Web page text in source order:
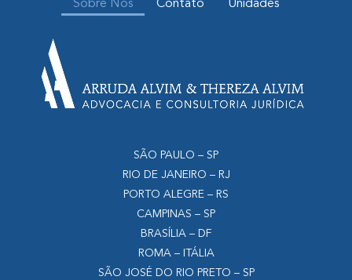
Sobre Nós Contato Unidades
SÃO PAULO – SP
RIO DE JANEIRO – RJ
PORTO ALEGRE – RS
CAMPINAS – SP
BRASÍLIA – DF
ROMA – ITÁLIA
SÃO JOSÉ DO RIO PRETO – SP